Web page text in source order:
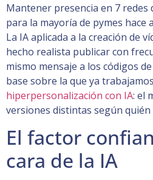
Mantener presencia en 7 redes
para la mayoría de pymes hace
La IA aplicada a la creación de
hecho realista publicar con
mismo mensaje a los códigos
base sobre la que ya
hiperpersonalización con IA: el
versiones distintas según quién
El factor
cara de la IA